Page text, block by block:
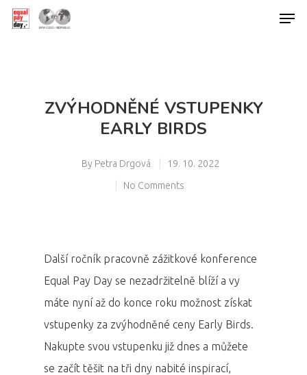
ZVÝHODNĚNÉ VSTUPENKY
EARLY BIRDS
By Petra Drgová
19. 10. 2022
No Comments
Další ročník pracovně zážitkové konference
Equal Pay Day se nezadržitelně blíží a vy
máte nyní až do konce roku možnost získat
vstupenky za zvýhodněné ceny Early Birds.
Nakupte svou vstupenku již dnes a můžete
se začít těšit na tři dny nabité inspirací,